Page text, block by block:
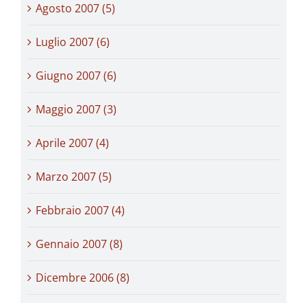
Agosto 2007 (5)
Luglio 2007 (6)
Giugno 2007 (6)
Maggio 2007 (3)
Aprile 2007 (4)
Marzo 2007 (5)
Febbraio 2007 (4)
Gennaio 2007 (8)
Dicembre 2006 (8)